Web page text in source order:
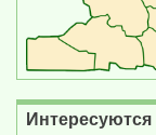
Интересуются